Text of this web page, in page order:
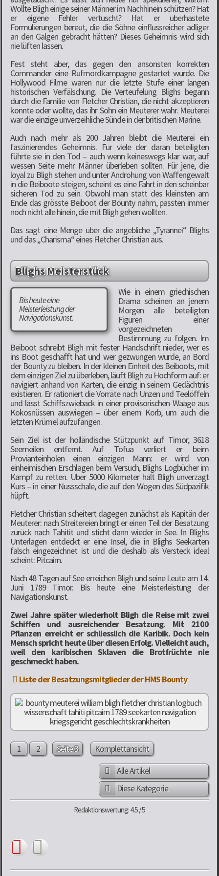
Wollte Bligh einige seiner Männer im Nachhinein schützen? Hat
er eigene Fehler vertuscht? Hat er überhastete
Formulierungen bereut, die die Söhne einflussreicher adliger
an den Galgen gebracht hätten? Dieses Geheimnis wird sich
nie lüften lassen.
Fest steht aber, das gegen den ansonsten korrekten
Commander eine Rufmordkampagne gestartet wurde. Die
Hollywood Filme waren nur die letzte Stufe einer langen
historischen Verfälschung. Die Verteufelung Blighs begann
durch die Familie von Fletcher Christian, die nicht akzeptieren
konnte oder wollte, das ihr Sohn ein Meuterer wahr. Meuterei
war die einzige unverzeihliche Sünde in der britischen Marine.
Auch nach mehr als 200 Jahren bleibt die Meuterei ein
faszinierendes Geheimnis. Für viele der daran beteiligten
führte sie in den Tod – auch wenn keineswegs klar war, auf
wessen Seite mehr Männer überleben sollten. Für jene, die
loyal zu Bligh stehen und unter Androhung von Waffengewalt
in die Beiboote steigen, scheint es eine Fahrt in den scheinbar
sicheren Tod zu sein. Obwohl man statt des kleinsten am
Ende das grösste Beiboot der Bounty nahm, passten immer
noch nicht alle hinein, die mit Bligh gehen wollten.
Das sagt eine Menge über die angebliche „Tyrannei“ Blighs
und das „Charisma“ eines Fletcher Christian aus.
Blighs Meisterstück
Bis heute eine
Meisterleistung der
Navigationskunst.
Wie in einem griechischen
Drama scheinen an jenem
Morgen alle beteiligten
Figuren einer
vorgezeichneten
Bestimmung zu folgen. Im
Beiboot schreibt Bligh mit fester Handschrift nieder, wer es
ins Boot geschafft hat und wer gezwungen wurde, an Bord
der Bounty zu bleiben. In der kleinen Einheit des Beiboots, mit
dem einzigen Ziel zu überleben, läuft Bligh zu Hochform auf: er
navigiert anhand von Karten, die einzig in seinem Gedächtnis
existieren. Er rationiert die Vorräte nach Unzen und Teelöffeln
und lässt Schiffszwieback in einer provisorischen Waage aus
Kokosnüssen auswiegen – über einem Korb, um auch die
letzten Krümel aufzufangen.
Sein Ziel ist der holländische Stützpunkt auf Timor, 3618
Seemeilen entfernt. Auf Tofua verliert er beim
Provianteinholen einen einzigen Mann: er wird von
einheimischen Erschlagen beim Versuch, Blighs Logbücher im
Kampf zu retten. Über 5000 Kilometer hält Bligh unverzagt
Kurs – in einer Nussschale, die auf den Wogen des Südpazifik
hüpft.
Fletcher Christian scheitert dagegen zunächst als Kapitän der
Meuterer: nach Streitereien bringt er einen Teil der Besatzung
zurück nach Tahitit und sticht dann wieder in See. In Blighs
Unterlagen entdeckt er eine Insel, die in Blighs Seekarten
falsch eingezeichnet ist und die deshalb als Versteck ideal
scheint: Pitcairn.
Nach 48 Tagen auf See erreichen Bligh und seine Leute am 14.
Juni 1789 Timor. Bis heute eine Meisterleistung der
Navigationskunst.
Zwei Jahre später wiederholt Bligh die Reise mit zwei
Schiffen und ausreichender Besatzung. Mit 2100
Pflanzen erreicht er schliesslich die Karibik. Doch kein
Mensch spricht heute über diesen Erfolg. Vielleicht auch,
weil den karibischen Sklaven die Brotfrüchte nie
geschmeckt haben.
Liste der Besatzungsmitglieder der HMS Bounty
1 2 Seite 3
Komplettansicht
Alle Artikel
Diese Kategorie
Redaktionswertung: 4.5 / 5